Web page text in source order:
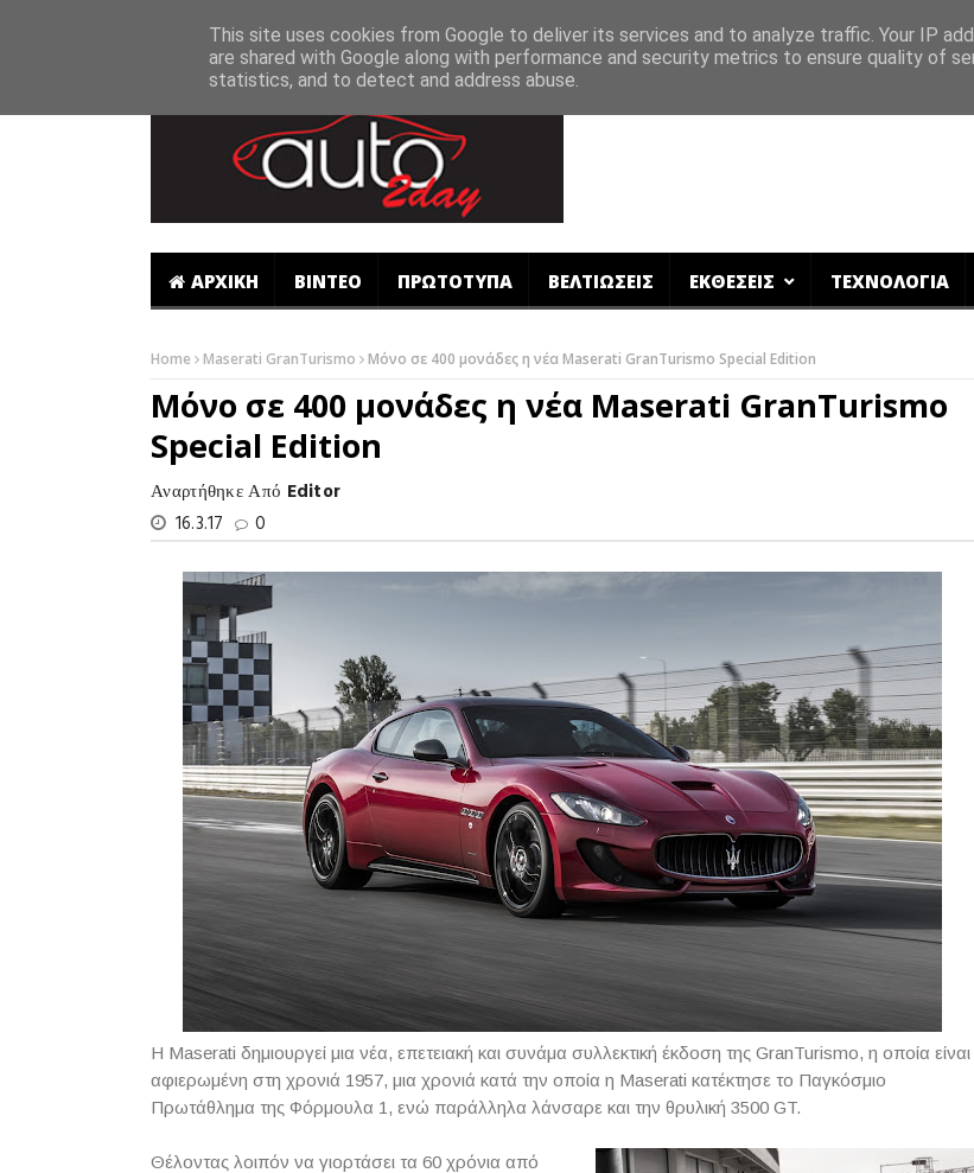
ΑΡΧΙΚΗ ΒΙΝΤΕΟ ΠΡΩΤΟΤΥΠΑ ΒΕΛΤΙΩΣΕΙΣ ΕΚΘΕΣΕΙΣ ΤΕΧΝΟΛΟΓΙΑ
Home Maserati GranTurismo Μόνο σε 400 μονάδες η νέα Maserati GranTurismo Special Edition
Μόνο σε 400 μονάδες η νέα Maserati GranTurismo
Special Edition
Αναρτήθηκε Από Editor
16.3.17
0
Η Maserati δημιουργεί μια νέα, επετειακή και συνάμα συλλεκτική έκδοση της GranTurismo, η οποία είναι
αφιερωμένη στη χρονιά 1957, μια χρονιά κατά την οποία η Maserati κατέκτησε το Παγκόσμιο
Πρωτάθλημα της Φόρμουλα 1, ενώ παράλληλα λάνσαρε και την θρυλική 3500 GT.
Θέλοντας λοιπόν να γιορτάσει τα 60 χρόνια από
This site uses cookies from Google to deliver its services and to analyze traffic. Your IP
are shared with Google along with performance and security metrics to ensure quality of
statistics, and to detect and address abuse.